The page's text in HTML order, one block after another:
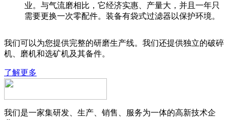
业。与气流磨相比，它经济实惠、产量大，并且一年只
需要更换一次零配件。装备有袋式过滤器以保护环境。
我们可以为您提供完整的研磨生产线。我们还提供独立的破碎
机、磨机和选矿机及其备件。
了解更多
我们是一家集研发、生产、销售、服务为一体的高新技术企